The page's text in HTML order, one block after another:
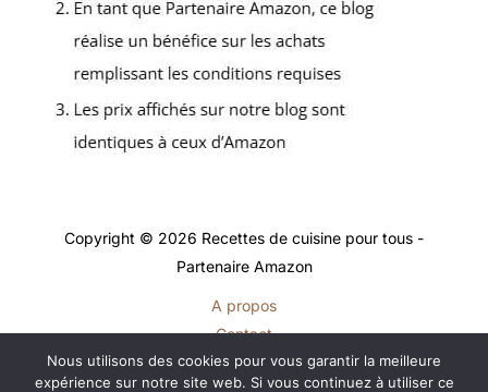
Copyright © 2026 Recettes de cuisine pour tous -
Partenaire Amazon
A propos
Contact
Plan du site
Nous utilisons des cookies pour vous garantir la meilleure
expérience sur notre site web. Si vous continuez à utiliser ce